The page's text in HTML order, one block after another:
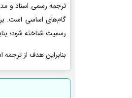
ترجمه رسمی اسناد و
گام‌های اساسی است.
رسمیت شناخته شود؛
بنابراین هدف از